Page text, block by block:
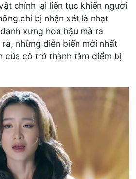
chính lại liên tục khiến người
chỉ bị nhận xét là nhạt
xưng hoa hậu mà ra
những diễn biến mới nhất
của cô trở thành tâm điểm bị